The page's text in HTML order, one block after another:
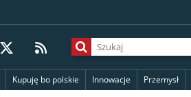
Kupuję bo polskie Innowacje Przemysł